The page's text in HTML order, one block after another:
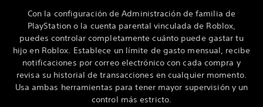
Con la configuración de Administración de familia de
PlayStation o la cuenta parental vinculada de Roblox,
puedes controlar completamente cuánto puede gastar tu
hijo en Roblox. Establece un límite de gasto mensual, recibe
notificaciones por correo electrónico con cada compra y
revisa su historial de transacciones en cualquier momento.
Usa ambas herramientas para tener mayor supervisión y un
control más estricto.